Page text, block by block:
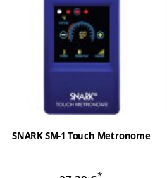
SNARK SM-1 Touch Metronome